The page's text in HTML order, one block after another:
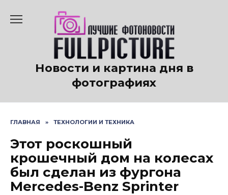
содержанию
Новости и картина дня в
фотографиях
ГЛАВНАЯ » ТЕХНОЛОГИИ И ТЕХНИКА
Этот роскошный
крошечный дом на колесах
был сделан из фургона
Mercedes-Benz Sprinter